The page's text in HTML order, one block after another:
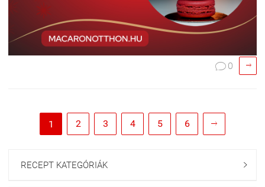
 0 
1 2 3 4 5 6 
RECEPT KATEGÓRIÁK 